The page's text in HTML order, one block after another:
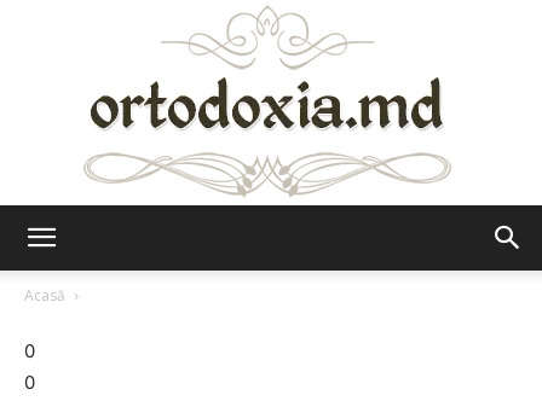
Acasă
0
0